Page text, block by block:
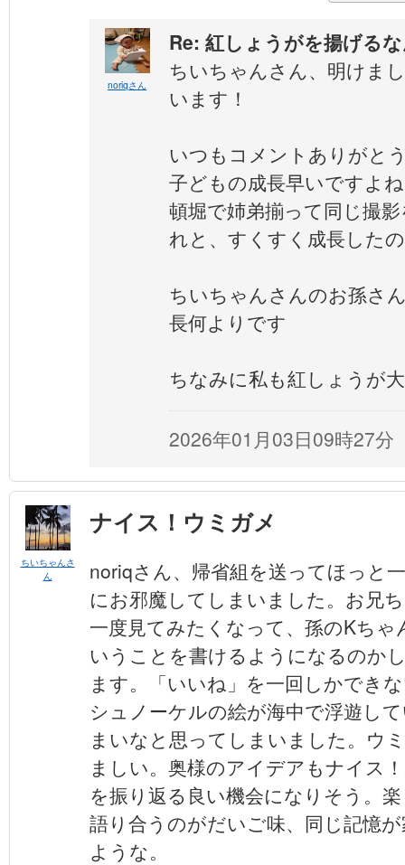
noriqさん
Re: 紅しょうがを揚げる
ちいちゃんさん、明けま
います！
いつもコメントありがと
子どもの成長早いですよ
頓堀で姉弟揃って同じ撮
れと、すくすく成長した
ちいちゃんさんのお孫さ
長何よりです
ちなみに私も紅しょうが
2026年01月03日09時27分
ちいちゃんさ
ん
ナイス！ウミガメ
noriqさん、帰省組を送ってほっと
にお邪魔してしまいました。お兄
一度見てみたくなって、孫のKち
いうことを書けるようになるのか
ます。「いいね」を一回しかでき
シュノーケルの絵が海中で浮遊し
まいなと思ってしまいました。ウ
ましい。奥様のアイデアもナイス
を振り返る良い機会になりそう。
語り合うのがだいご味、同じ記憶
ような。